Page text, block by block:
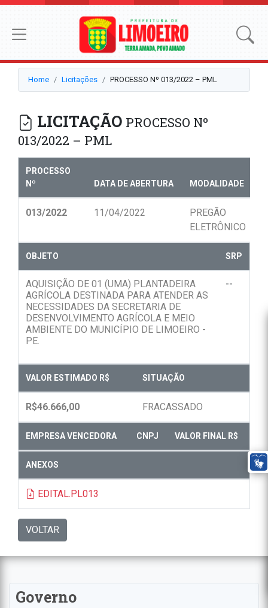
Home Licitações PROCESSO Nº 013/2022 – PML
LICITAÇÃO PROCESSO Nº
013/2022 – PML
PROCESSO
Nº
DATA DE ABERTURA MODALIDADE
013/2022 11/04/2022
PREGÃO
ELETRÔNICO
OBJETO SRP
AQUISIÇÃO DE 01 (UMA) PLANTADEIRA
AGRÍCOLA DESTINADA PARA ATENDER AS
NECESSIDADES DA SECRETARIA DE
DESENVOLVIMENTO AGRÍCOLA E MEIO
AMBIENTE DO MUNICÍPIO DE LIMOEIRO -
PE.
--
VALOR ESTIMADO R$ SITUAÇÃO
R$46.666,00 FRACASSADO
EMPRESA VENCEDORA CNPJ VALOR FINAL R$
ANEXOS
EDITAL.PL013
VOLTAR
Governo